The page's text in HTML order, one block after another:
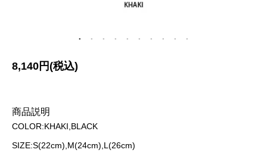
8,140円(税込)
商品説明
COLOR:KHAKI,BLACK
SIZE:S(22cm),M(24cm),L(26cm)